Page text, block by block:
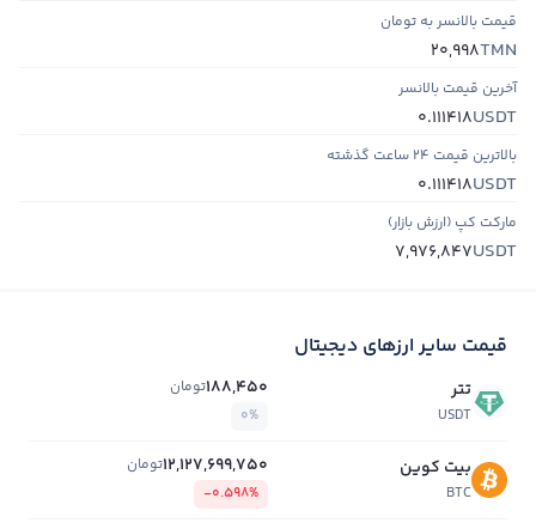
قیمت بالانسر به تومان
TMN
20,998
آخرین قیمت بالانسر
USDT
0.111418
بالاترین قیمت ۲۴ ساعت گذشته
USDT
0.111418
مارکت کپ (ارزش بازار)
USDT
7,976,847
قیمت سایر ارزهای دیجیتال
تتر
USDT
188,450تومان
0%
بیت کوین
BTC
12,127,699,750تومان
-0.598%